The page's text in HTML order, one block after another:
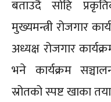
बताउदै सोहि
मुख्यमन्त्री रोजगार
अध्यक्ष रोजगार
भने कार्यक्रम
स्रोतको स्पष्ट खाका